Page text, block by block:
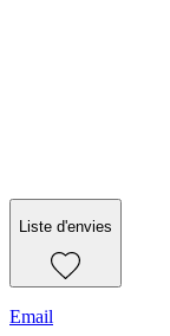
Liste d'envies
Email